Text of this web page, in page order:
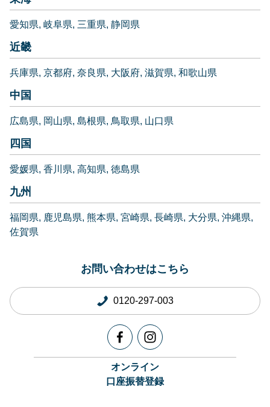
愛知県 岐阜県 三重県 静岡県
近畿
兵庫県 京都府 奈良県 大阪府 滋賀県 和歌山県
中国
広島県 岡山県 島根県 鳥取県 山口県
四国
愛媛県 香川県 高知県 徳島県
九州
福岡県 鹿児島県 熊本県 宮崎県 長崎県 大分県 沖縄県
佐賀県
お問い合わせはこちら
0120-297-003
オンライン
口座振替登録